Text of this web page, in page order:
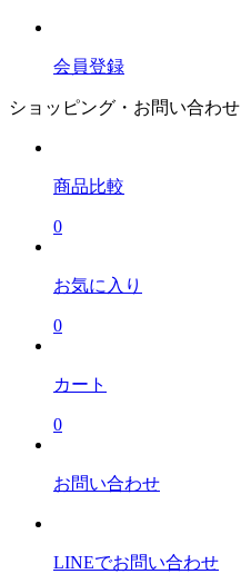
会員登録
ショッピング・お問い合わせ
商品比較
0
お気に入り
0
カート
0
お問い合わせ
LINEでお問い合わせ